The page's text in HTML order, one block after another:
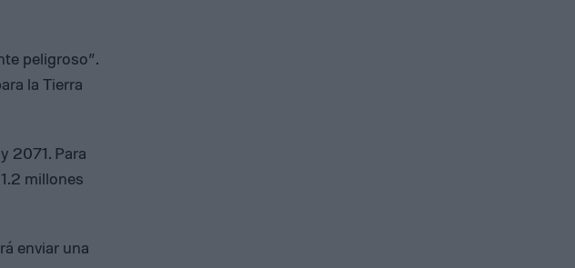
peligroso”.
la Tierra
2071. Para
millones
enviar una